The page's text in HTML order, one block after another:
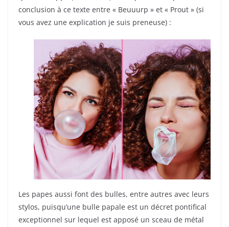
conclusion à ce texte entre « Beuuurp » et « Prout » (si
vous avez une explication je suis preneuse) :
Les papes aussi font des bulles, entre autres avec leurs
stylos, puisqu’une bulle papale est un décret pontifical
exceptionnel sur lequel est apposé un sceau de métal